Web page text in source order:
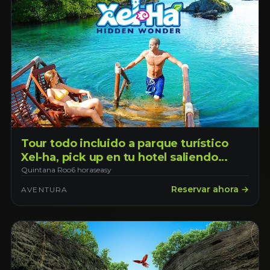
Tour todo incluido a parque turístico
Xel-ha, pick up en tu hotel saliendo
desde la ciudad de Cancún
Quintana Roo6 horaseasy
AVENTURA Reservar ahora →